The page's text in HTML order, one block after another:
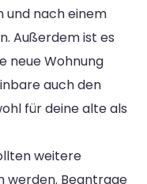
und nach einem
Außerdem ist es
neue Wohnung
auch den
für deine alte als
weitere
werden. Beantrage